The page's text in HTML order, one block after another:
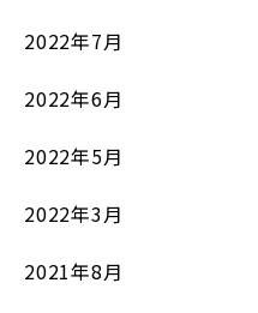
2022年7月
2022年6月
2022年5月
2022年3月
2021年8月